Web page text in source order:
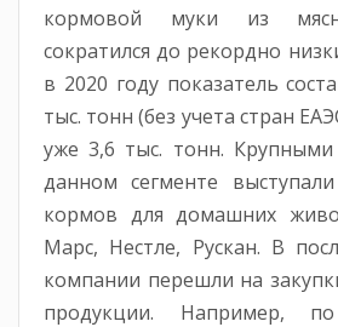
кормовой муки из
сократился до рекордно
в 2020 году показатель
тыс. тонн (без учета стран
уже 3,6 тыс. тонн.
данном сегменте
кормов для домашних
Марс, Нестле, Рускан. В
компании перешли на
продукции. Например,